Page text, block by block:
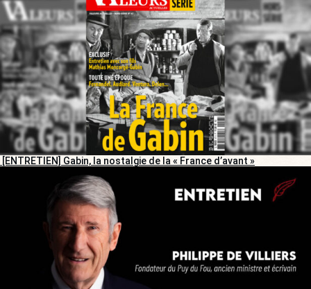
[ENTRETIEN] Gabin, la nostalgie de la « France d’avant »